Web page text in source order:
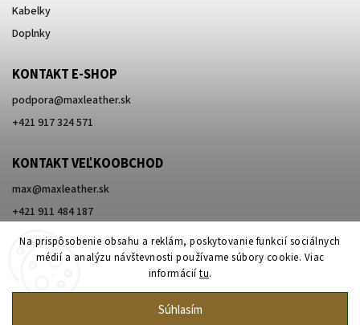
Na prispôsobenie obsahu a reklám, poskytovanie funkcií sociálnych
médií a analýzu návštevnosti používame súbory cookie. Viac
informáciítu.
Súhlasím
Kabelky
Doplnky
KONTAKT E-SHOP
podpora@maxleather.sk
+421 917 324 571
KONTAKT VEĽKOOBCHOD
max@maxleather.sk
+421 911 484 187